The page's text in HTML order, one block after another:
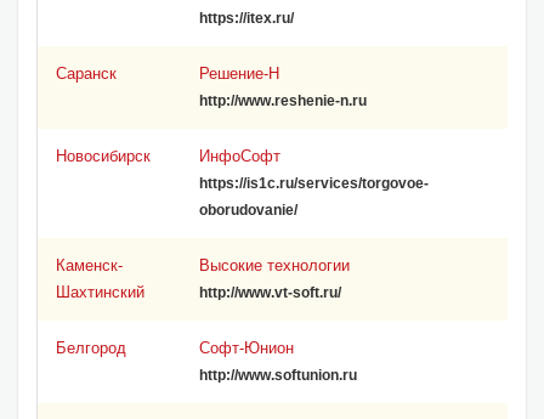
https://itex.ru/
Саранск Решение-Н
http://www.reshenie-n.ru
Новосибирск ИнфоСофт
https://is1c.ru/services/torgovoe-
oborudovanie/
Каменск-
Шахтинский
Высокие технологии
http://www.vt-soft.ru/
Белгород Софт-Юнион
http://www.softunion.ru